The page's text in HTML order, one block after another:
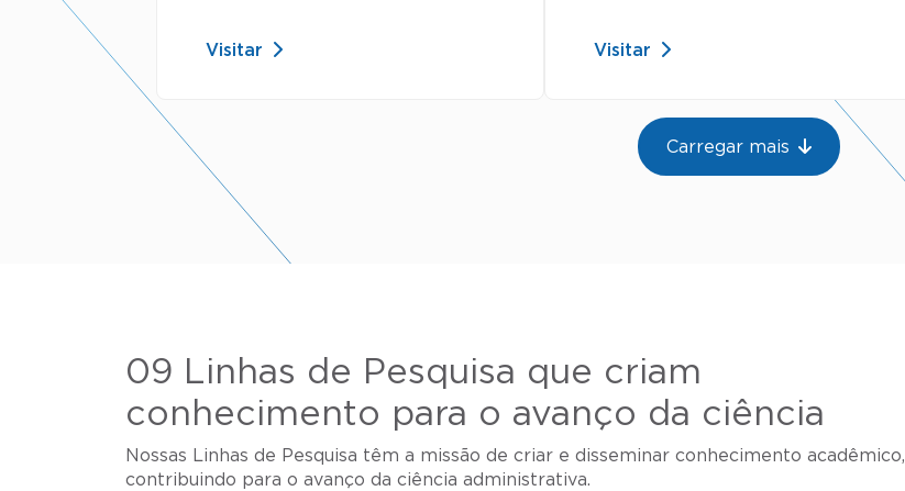
Visitar Visitar
Paginação
Carregar mais
09 Linhas de Pesquisa que criam
conhecimento para o avanço da ciência
Nossas Linhas de Pesquisa têm a missão de criar e disseminar conhecimento acadêmico,
contribuindo para o avanço da ciência administrativa.